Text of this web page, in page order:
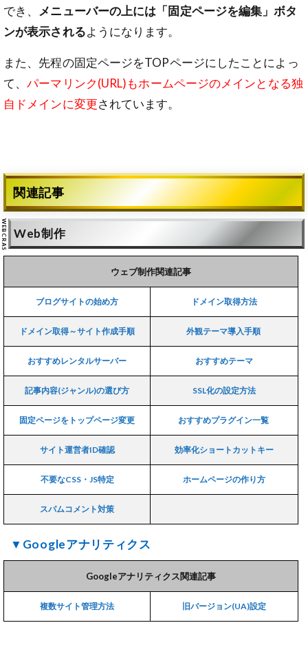
でき、
メニューバーの上には「固定ページを編集」ボタ
ンが表示されるようになります。
また、先程の固定ページをTOPページにしたことによっ
て、パーマリンク(URL)もホームページのメインとなる独
自ドメインに変更されています。
関連記事
Web制作
ウェブ制作関連記事
ブログサイトの始め方 ドメイン取得方法
ドメイン取得～サイト作成手順 外観テーマ導入手順
おすすめレンタルサーバー おすすめテーマ
記事内容(ジャンル)の選び方 SSL化の設定方法
固定ページをトップページ変更 おすすめプラグイン一覧
サイト運営者ID確認 効率化ショートカットキー
不要なCSS・JS特定 ホームページの作り方
スパムコメント対策
▼Googleアナリティクス
Googleアナリティクス関連記事
複数サイト管理方法 旧バージョン(UA)設定